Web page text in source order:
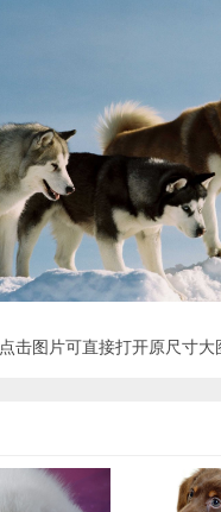
点击图片可直接打开原尺寸大